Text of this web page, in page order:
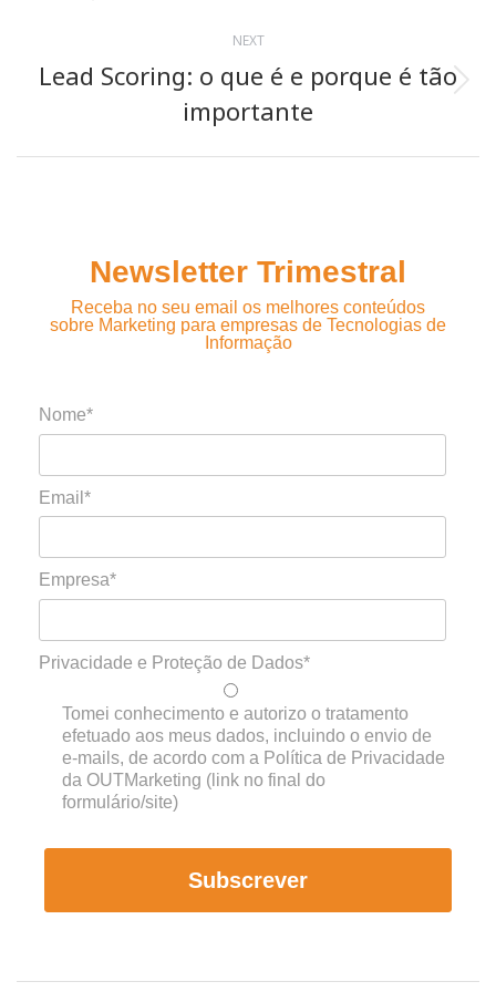
NEXT
Next
post:
Lead Scoring: o que é e porque é tão
importante
Newsletter Trimestral
Receba no seu email os melhores conteúdos
sobre Marketing para empresas de Tecnologias de
Informação
Nome*
Email*
Empresa*
Privacidade e Proteção de Dados*
Tomei conhecimento e autorizo o tratamento
efetuado aos meus dados, incluindo o envio de
e-mails, de acordo com a Política de Privacidade
da OUTMarketing (link no final do
formulário/site)
Subscrever